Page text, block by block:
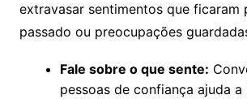
extravasar sentimentos que ficaram
passado ou preocupações
Fale sobre o que sente:
pessoas de confiança ajuda